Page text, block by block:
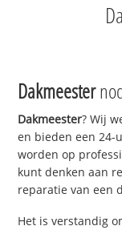
Dakmeester
Dakmeester? Wij
en bieden een 24-
worden op
kunt denken aan
reparatie van een
Het is verstandig